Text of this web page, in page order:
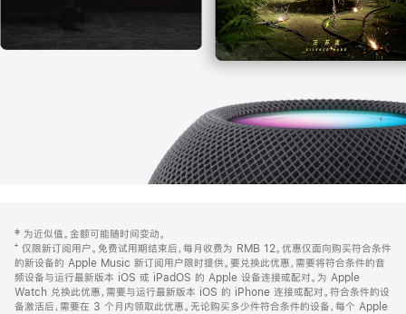
页
页
脚
注
‡ 为近似值。金额可能随时间变动。
⁺ 仅限新订阅用户。免费试用期结束后，每月收费为 RMB 12。优惠仅面向购买符合条件
的新设备的 Apple Music 新订阅用户限时提供。要兑换此优惠，需要将符合条件的音
频设备与运行最新版本 iOS 或 iPadOS 的 Apple 设备连接或配对。为 Apple
Watch 兑换此优惠，需要与运行最新版本 iOS 的 iPhone 连接或配对。符合条件的设
备激活后，需要在 3 个月内领取此优惠。无论购买多少件符合条件的设备，每个 Apple